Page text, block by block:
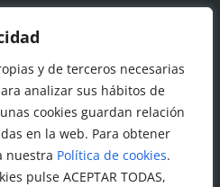
y de terceros necesarias
analizar sus hábitos de
cookies guardan relación
en la web. Para obtener
nuestra Política de cookies.
pulse ACEPTAR TODAS,
CONTACTO
de Jarama
19 28160 Talamanca de
(Madrid)